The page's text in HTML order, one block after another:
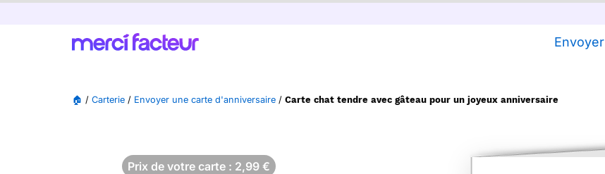
Envoyer
🏠 / Carterie / Envoyer une carte d'anniversaire / Carte chat tendre avec gâteau pour un joyeux anniversaire
Prix de votre carte : 2,99 €